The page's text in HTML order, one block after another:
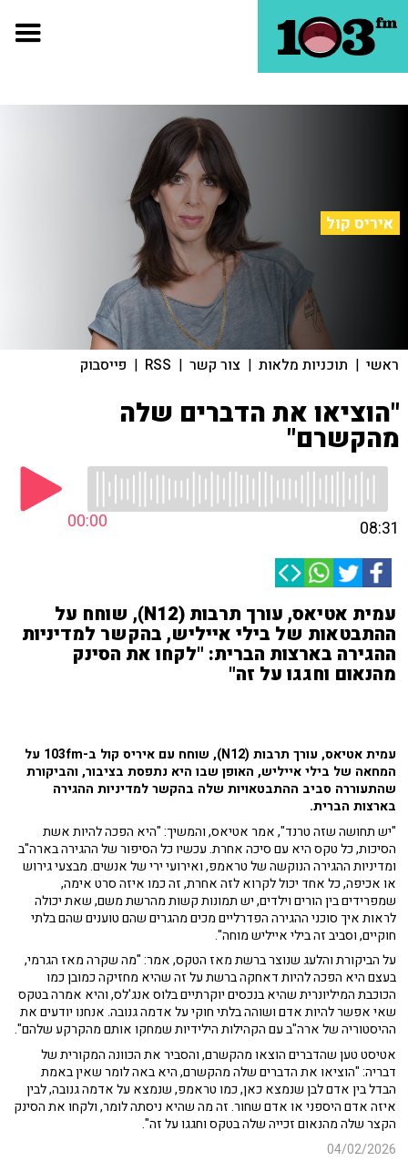
איריס קול
ראשי | תוכניות מלאות | צור קשר |
RSS
| פייסבוק
"הוציאו את הדברים שלה
מהקשרם"
00:00 08:31
עמית אטיאס, עורך תרבות (N12), שוחח על
ההתבטאות של בילי אייליש, בהקשר למדיניות
ההגירה בארצות הברית: "לקחו את הסינק
מהנאום וחגגו על זה"
עמית אטיאס, עורך תרבות (N12), שוחח עם איריס קול ב-103fm על
המחאה של בילי אייליש, האופן שבו היא נתפסת בציבור, והביקורת
שהתעוררה סביב ההתבטאויות שלה בהקשר למדיניות ההגירה
בארצות הברית.
"יש תחושה שזה טרנד", אמר אטיאס, והמשיך: "היא הפכה להיות אשת
הסיכות, כל טקס היא עם סיכה אחרת. עכשיו כל הסיפור של ההגירה בארה"ב
ומדיניות ההגירה הנוקשה של טראמפ, ואירועי ירי של אנשים. מבצעי גירוש
או אכיפה, כל אחד יכול לקרוא לזה אחרת, זה כמו איזה סרט אימה,
שמפרידים בין הורים וילדים, יש תמונות קשות מהרשת משם, שאת יכולה
לראות איך סוכני ההגירה הפדרליים מכים מהגרים שהם טוענים שהם בלתי
חוקיים, וסביב זה בילי אייליש מוחה".
על הביקורת והלעג שנוצר ברשת מאז הטקס, אמר: "מה שקרה מאז הגרמי,
בעצם היא הפכה להיות דאחקה ברשת על זה שהיא מחזיקה כמובן כמו
הכוכבת המיליונרית שהיא בנכסים יוקרתיים בלוס אנג'לס, והיא אמרה בטקס
שאי אפשר להיות אדם ושוהה בלתי חוקי על אדמה גנובה. אנחנו יודעים את
ההיסטוריה של ארה"ב עם הקהילות הילידיות שמחקו אותם מהקרקע שלהם".
אטיסט טען שהדברים הוצאו מהקשרם, והסביר את הכוונה המקורית של
דבריה: "הוציאו את הדברים שלה מהקשרם, היא באה לומר שאין באמת
הבדל בין אדם לבן שנמצא כאן, כמו טראמפ, שנמצא על אדמה גנובה, לבין
איזה אדם היספני או אדם שחור. זה מה שהיא ניסתה לומר, ולקחו את הסינק
הקצר שלה מהנאום זכייה שלה בטקס וחגגו על זה".
04/02/2026